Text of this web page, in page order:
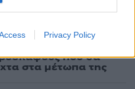
Privacy Policy
μένει η Μαρία
που θα
στα μέτωπα της